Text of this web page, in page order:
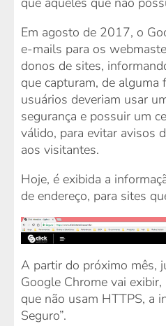
Em agosto de 2017, o
e-mails para os
donos de sites,
que capturam, de alguma
usuários deveriam usar
segurança e possuir um
válido, para evitar avisos
aos visitantes.
Hoje, é exibida a
de endereço, para sites
A partir do próximo mês,
Google Chrome vai
que não usam HTTPS, a
Seguro”.